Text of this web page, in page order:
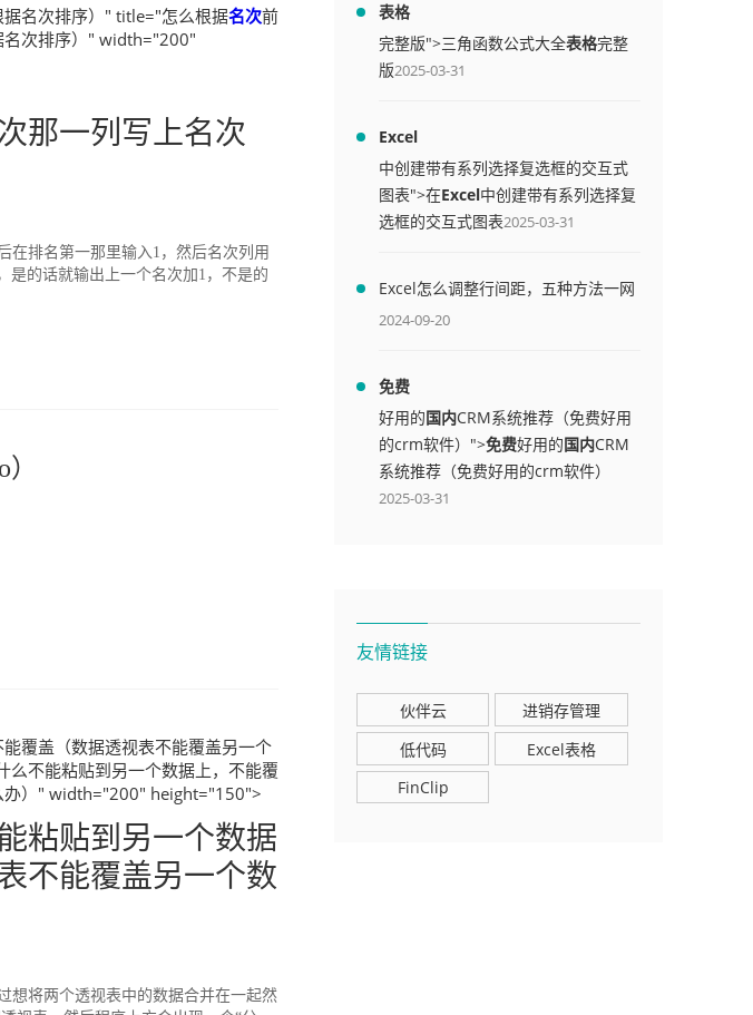
名次排序）" title="怎么根据名次前
名次排序）" width="200"
那一列写上名次
在排名第一那里输入1，然后名次列用
是的话就输出上一个名次加1，不是的
覆盖（数据透视表不能覆盖另一个
么不能粘贴到另一个数据上，不能覆
办）" width="200" height="150">
粘贴到另一个数据
不能覆盖另一个数
想将两个透视表中的数据合并在一起然
表格
完整版">三角函数公式大全表格完整
版2025-03-31
Excel
中创建带有系列选择复选框的交互式
图表">在Excel中创建带有系列选择复
选框的交互式图表2025-03-31
Excel怎么调整行间距，五种方法一网
打尽
2024-09-20
免费
好用的国内CRM系统推荐（免费好用
的crm软件）">免费好用的国内CRM
系统推荐（免费好用的crm软件）
2025-03-31
友情链接
伙伴云
进销存管理
低代码
Excel表格
FinClip